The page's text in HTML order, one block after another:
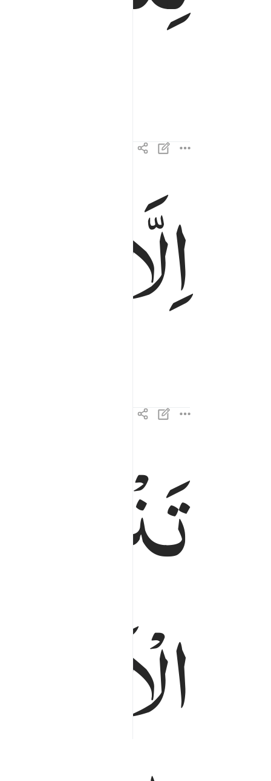
إِلَّا تَذْكِرَةًۭ لِّمَن يَخْشَىٰ ٣
اِلَّا
تَنْزِیْلًا
الْاَرْضَ